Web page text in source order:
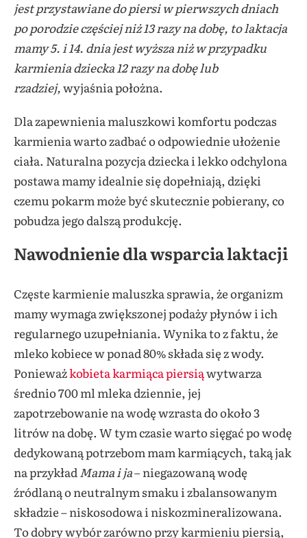
jest przystawiane do piersi w pierwszych dniach
po porodzie częściej niż 13 razy na dobę, to laktacja
mamy 5. i 14. dnia jest wyższa niż w przypadku
karmienia dziecka 12 razy na dobę lub
rzadziej,wyjaśnia położna.
Dla zapewnienia maluszkowi komfortu podczas
karmienia warto zadbać o odpowiednie ułożenie
ciała. Naturalna pozycja dziecka i lekko odchylona
postawa mamy idealnie się dopełniają, dzięki
czemu pokarm może być skutecznie pobierany, co
pobudza jego dalszą produkcję.
Nawodnienie dla wsparcia laktacji
Częste karmienie maluszka sprawia, że organizm
mamy wymaga zwiększonej podaży płynów i ich
regularnego uzupełniania. Wynika to z faktu, że
mleko kobiece w ponad 80% składa się z wody.
Ponieważkobieta karmiąca piersiąwytwarza
średnio 700 ml mleka dziennie, jej
zapotrzebowanie na wodę wzrasta do około 3
litrów na dobę. W tym czasie warto sięgać po wodę
dedykowaną potrzebom mam karmiących, taką jak
na przykładMama i ja– niegazowaną wodę
źródlaną o neutralnym smaku i zbalansowanym
składzie – niskosodowa i niskozmineralizowana.
To dobry wybór zarówno przy karmieniu piersią,